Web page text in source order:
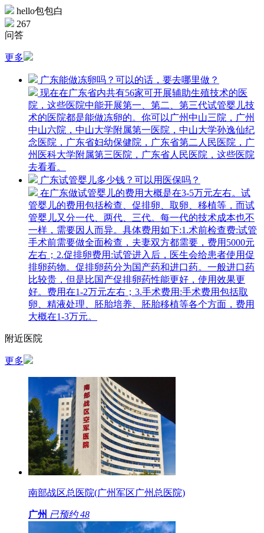
hello包包白
267
问答
更多
广东能做冻卵吗？可以的话，要去哪里做？
现在在广东省内共有56家可开展辅助生殖技术的医
院，这些医院中能开展第一、第二、第三代试管婴儿技
术的医院都是能做冻卵的。你可以广州中山三院，广州
中山六院，中山大学附属第一医院，中山大学孙逸仙纪
念医院，广东省妇幼保健院，广东省第二人民医院，广
州医科大学附属第三医院，广东省人民医院，这些医院
去看看。
广东试管婴儿多少钱？可以用医保吗？
在广东做试管婴儿的费用大概是在3-5万元左右。试
管婴儿的费用包括检查、促排卵、取卵、移植等，而试
管婴儿又分一代、两代、三代。每一代的技术成本也不
一样，需要因人而异。具体费用如下:1.术前检查费:试管
手术前需要做全面检查，夫妻双方都需要，费用5000元
左右；2.促排卵费用:试管进入后，医生会给患者使用促
排卵药物。促排卵药分为国产药和进口药。一般进口药
比较贵，但是比国产促排卵药性能更好，使用效果更
好。费用在1-2万元左右；3.手术费用:手术费用包括取
卵、精液处理、胚胎培养、胚胎移植等各个方面，费用
大概在1-3万元。
附近医院
更多
南部战区总医院(广州军区广州总医院)
广州 已预约 48